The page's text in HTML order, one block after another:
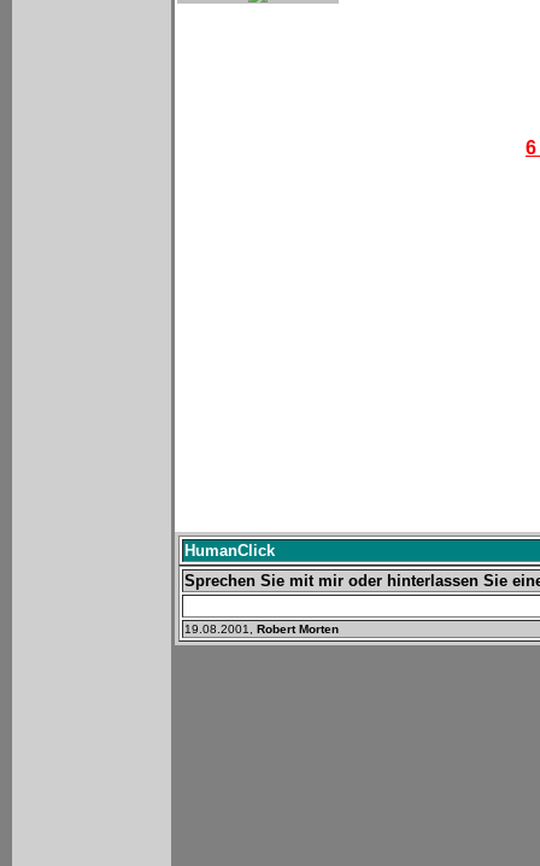
HumanClick
Sprechen Sie mit mir oder hinterlassen Sie
19.08.2001, Robert Morten